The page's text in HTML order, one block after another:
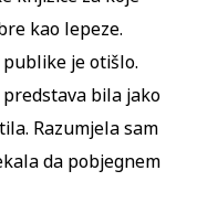
kao lepeze.
je otišlo.
bila jako
Razumjela sam
da pobjegnem